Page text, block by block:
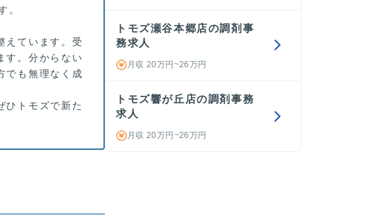
。
えています。受
す。分からない
でも無理なく成
ひトモズで新た
トモズ瀬谷本郷店の調剤事
務求人
月収 20万円~26万円
トモズ響が丘店の調剤事務
求人
月収 20万円~26万円